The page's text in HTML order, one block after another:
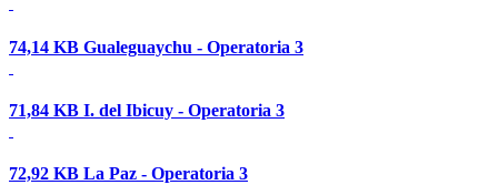
74,14 KB Gualeguaychu - Operatoria 3
71,84 KB I. del Ibicuy - Operatoria 3
72,92 KB La Paz - Operatoria 3